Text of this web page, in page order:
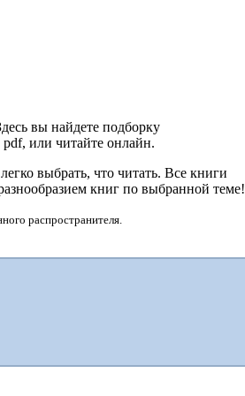
вы найдете подборку
или читайте онлайн.
выбрать, что читать. Все книги
книг по выбранной теме!
распространителя.